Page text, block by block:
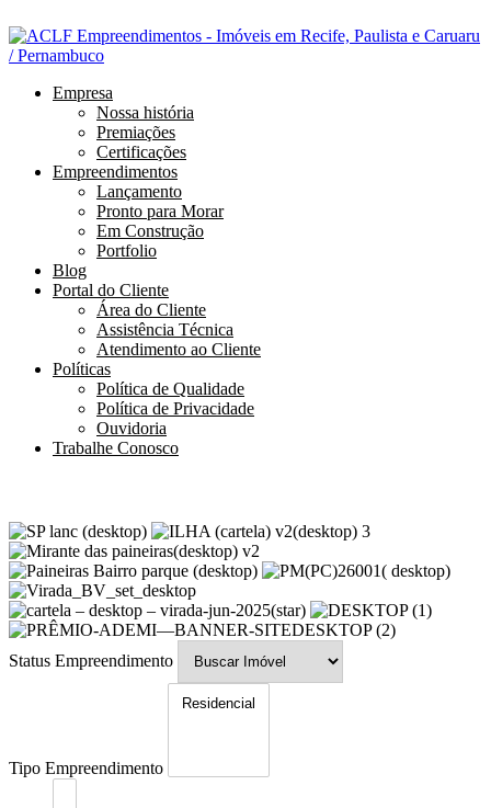
Empresa
Nossa história
Premiações
Certificações
Empreendimentos
Lançamento
Pronto para Morar
Em Construção
Portfolio
Blog
Portal do Cliente
Área do Cliente
Assistência Técnica
Atendimento ao Cliente
Políticas
Política de Qualidade
Política de Privacidade
Ouvidoria
Trabalhe Conosco
Status Empreendimento
Tipo Empreendimento